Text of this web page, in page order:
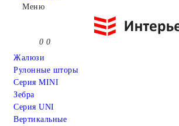
Меню
0 0
Жалюзи
Рулонные шторы
Серия MINI
Зебра
Серия UNI
Вертикальные